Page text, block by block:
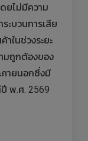
ยไม่มีความ
ะบวนการเสีย
ในช่วงระยะ
มถูกต้องของ
ภายนอกซึ่งมี
พ.ศ. 2569